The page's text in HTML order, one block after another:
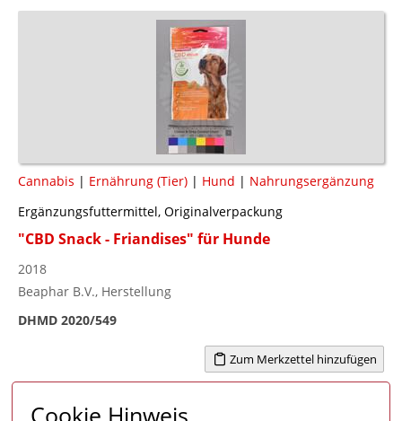
Cannabis | Ernährung (Tier) | Hund | Nahrungsergänzung
Ergänzungsfuttermittel, Originalverpackung
"CBD Snack - Friandises" für Hunde
2018
Beaphar B.V., Herstellung
DHMD 2020/549
Zum Merkzettel hinzufügen
Cookie Hinweis